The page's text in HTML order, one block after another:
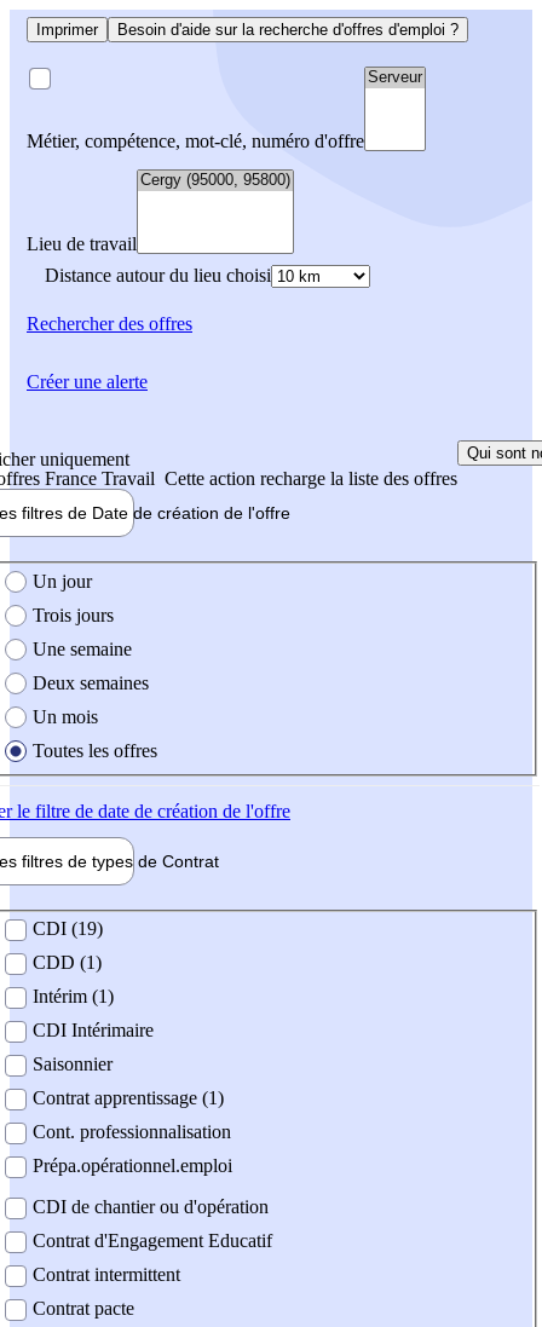
Imprimer Besoin d'aide sur la recherche d'offres d'emploi ?
Métier, compétence, mot-clé, numéro d'offre
Lieu de travail
Distance autour du lieu choisi
Rechercherdes offres
uniquement
France Travail Cette action recharge la liste des offres
Qui sont
filtres de Date de création de l'offre
création de l'offre
Un jour
Trois jours
Une semaine
Deux semaines
Un mois
Toutes les offres
le filtre de date de création de l'offre
filtres de types de Contrat
contrat
CDI (19)
CDD (1)
Intérim (1)
CDI Intérimaire
Saisonnier
Contrat apprentissage (1)
Cont. professionnalisation
Prépa.opérationnel.emploi
CDI de chantier ou d'opération
Contrat d'Engagement Educatif
Contrat intermittent
Contrat pacte
Créer une alerte